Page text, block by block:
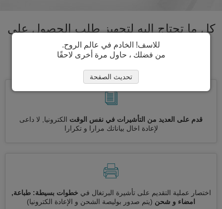
كل ما تحتاج اليه لتجهيز طلب الحصول على
تأشيرة البرتغال تحت سقف واحد. تسريع
عملية الحصول على تأشيرة البرتغال
قدم على العديد من التأشيرات في نفس الوقت الكترونيا, لا داعى
لإعادة اخال بياناتك مرارا و تكرارا
اختصار عملية التقديم على تأشيرة البرتغال في خطوات بسيطة: طباعة,
امضاء و شحن (يتم صدور بوليصة الشحن و الإعادة الكترونيا)
للاسف! الخادم في عالم الروح.
من فضلك ، حاول مرة أخرى لاحقًا
تحديث الصفحة